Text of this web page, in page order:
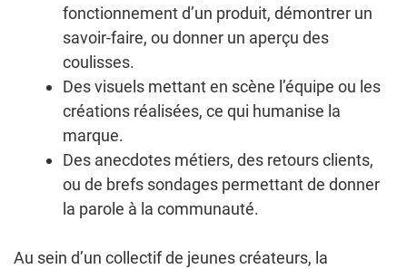
fonctionnement d’un produit, démontrer un
savoir-faire, ou donner un aperçu des
coulisses.
Des visuels mettant en scène l’équipe ou les
créations réalisées, ce qui humanise la
marque.
Des anecdotes métiers, des retours clients,
ou de brefs sondages permettant de donner
la parole à la communauté.
Au sein d’un collectif de jeunes créateurs, la